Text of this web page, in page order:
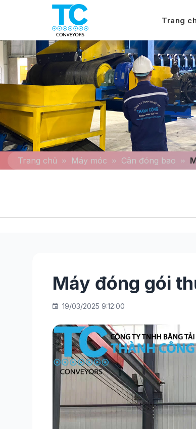
Trang
Trang chủ Máy móc Cân đóng bao
Máy đóng gói
19/03/2025 9:12:00